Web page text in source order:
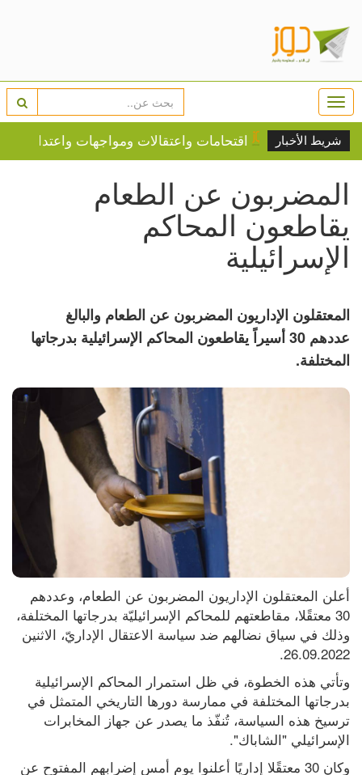
شريط الأخبار اقتحامات واعتقالات ومواجهات واعتداءات
المضربون عن الطعام
يقاطعون المحاكم
الإسرائيلية
المعتقلون الإداريون المضربون عن الطعام والبالغ
عددهم 30 أسيراً يقاطعون المحاكم الإسرائيلية بدرجاتها
المختلفة.
26.09.2022.
الإسرائيلي "الشاباك".